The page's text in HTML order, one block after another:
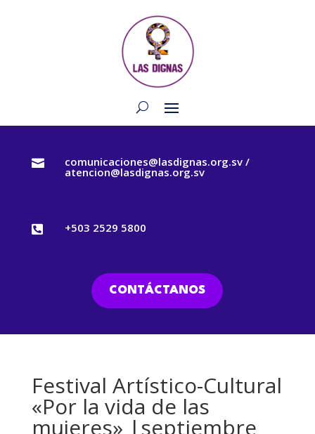
 comunicaciones@lasdignas.org.sv /
atencion@lasdignas.org.sv
 +503 2529 5800
CONTÁCTANOS
Festival Artístico-Cultural
«Por la vida de las
mujeres» |septiembre